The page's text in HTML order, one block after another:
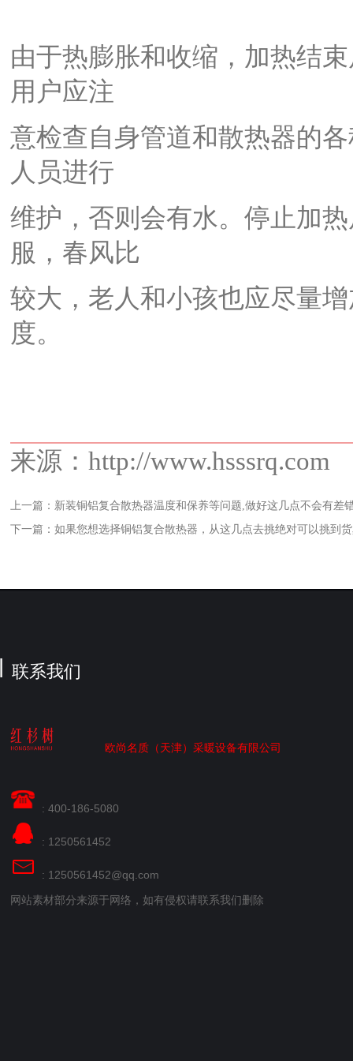
由于热膨胀和收缩，加热结
用户应注
意检查自身管道和散热器的
人员进行
维护，否则会有水。停止加
服，春风比
较大，老人和小孩也应尽量
度。
来源：http://
上一篇： 新装铜铝复合散热器温度和保养等问题,做好这几点不会有差
下一篇： 如果您想选择铜铝复合散热器，从这几点去挑绝对可以挑到
联系我们
欧尚名质（天津）采暖设备有限公司
: 400-186-5080
: 1250561452
: 1250561452@qq.com
网站素材部分来源于网络，如有侵权请联系我们删除